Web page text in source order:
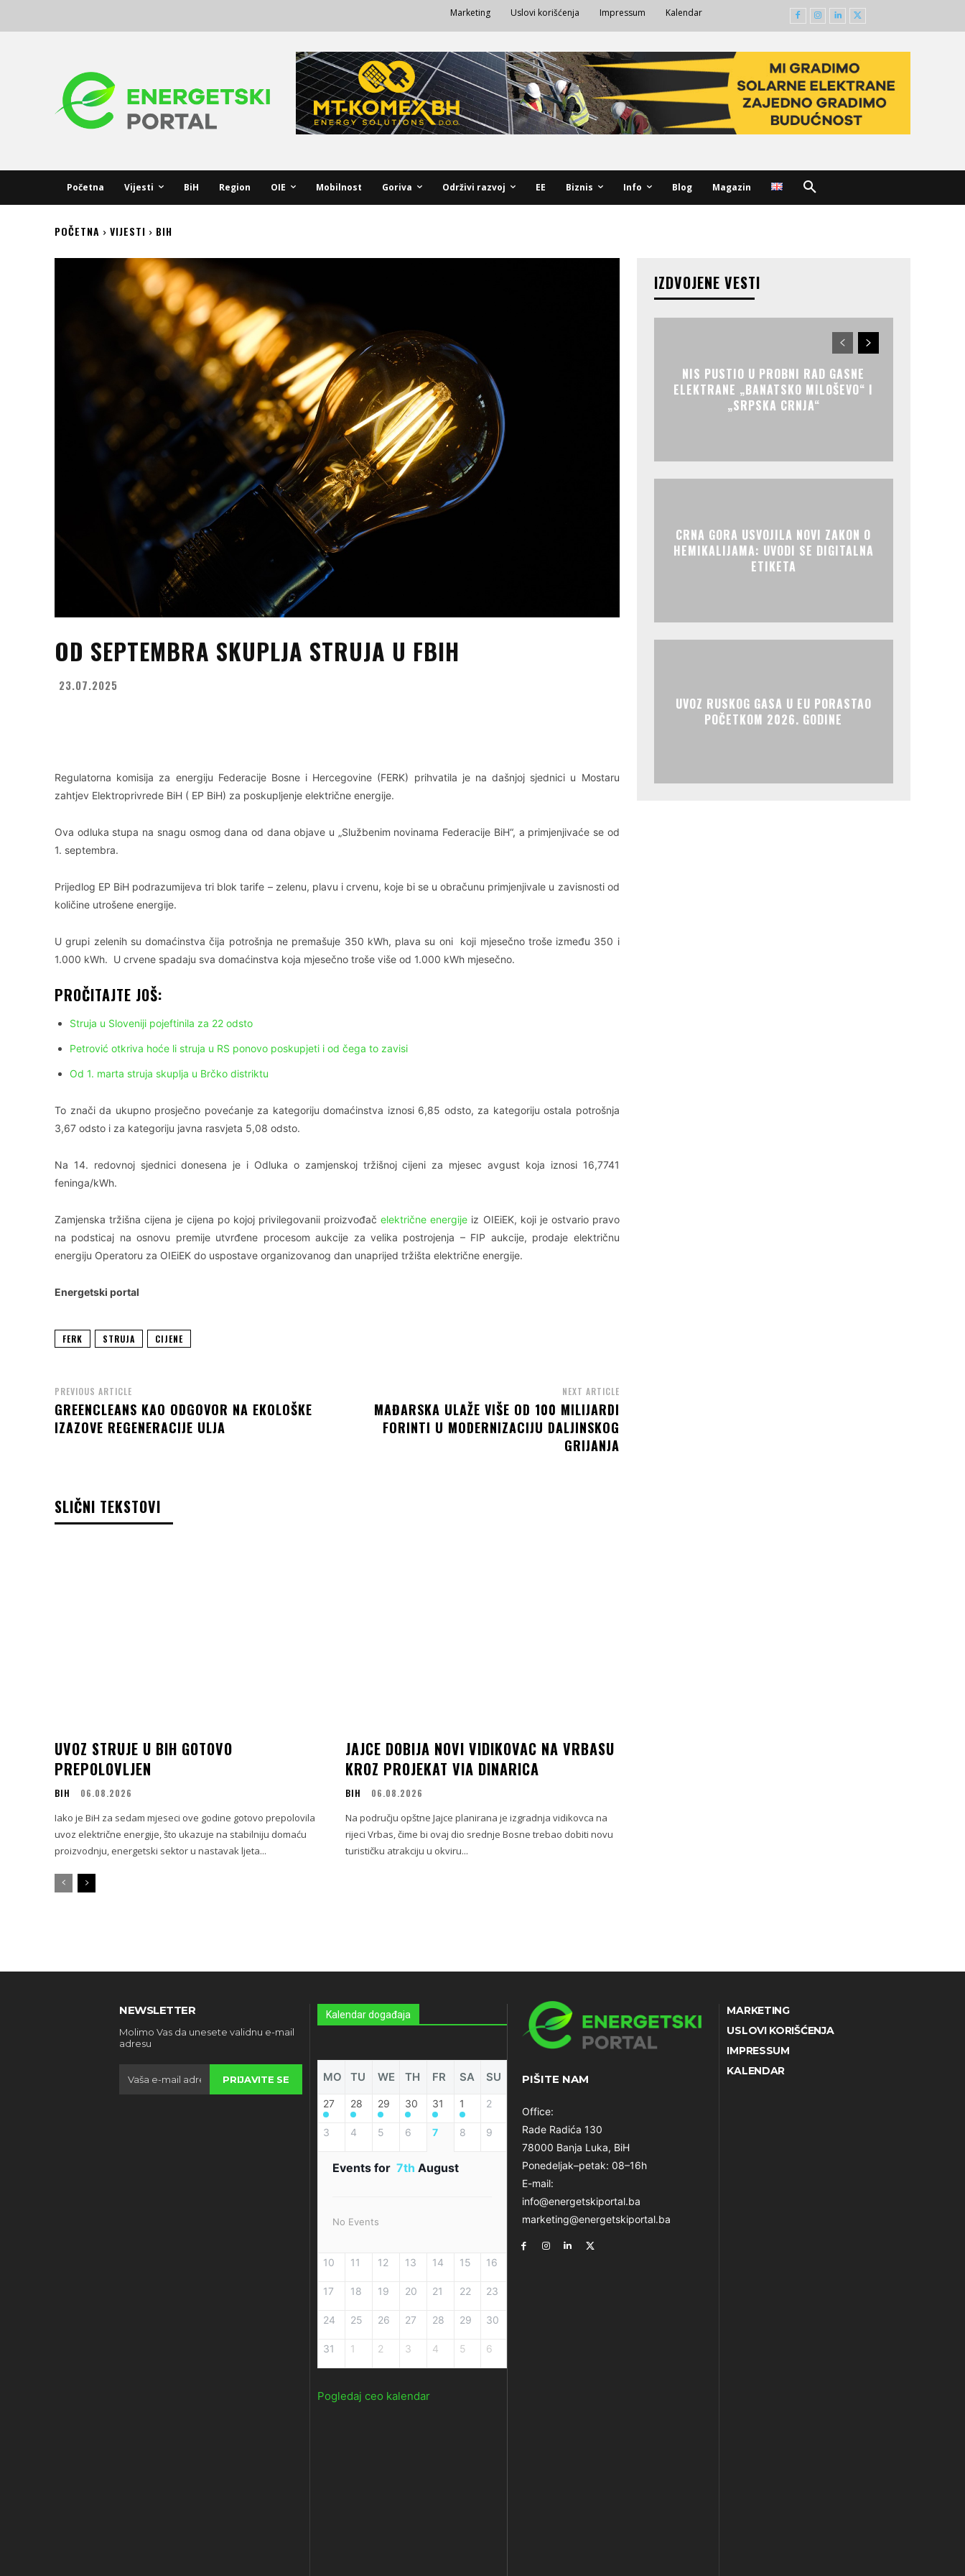
Marketing Uslovi korišćenja Impressum Kalendar
Početna Vijesti BiH Region OIE Mobilnost Goriva Održivi razvoj EE Biznis Info Blog Magazin
POČETNA VIJESTI BIH
OD SEPTEMBRA SKUPLJA STRUJA U FBIH
23.07.2025
Regulatorna komisija za energiju Federacije Bosne i Hercegovine (FERK) prihvatila je na dašnjoj sjednici u Mostaru
zahtjev Elektroprivrede BiH ( EP BiH) za poskupljenje električne energije.
Ova odluka stupa na snagu osmog dana od dana objave u „Službenim novinama Federacije BiH“, a primjenjivaće se od
1. septembra.
Prijedlog EP BiH podrazumijeva tri blok tarife – zelenu, plavu i crvenu, koje bi se u obračunu primjenjivale u zavisnosti od
količine utrošene energije.
U grupi zelenih su domaćinstva čija potrošnja ne premašuje 350 kWh, plava su oni koji mjesečno troše između 350 i
1.000 kWh. U crvene spadaju sva domaćinstva koja mjesečno troše više od 1.000 kWh mjesečno.
PROČITAJTE JOŠ:
Struja u Sloveniji pojeftinila za 22 odsto
Petrović otkriva hoće li struja u RS ponovo poskupjeti i od čega to zavisi
Od 1. marta struja skuplja u Brčko distriktu
To znači da ukupno prosječno povećanje za kategoriju domaćinstva iznosi 6,85 odsto, za kategoriju ostala potrošnja
3,67 odsto i za kategoriju javna rasvjeta 5,08 odsto.
Na 14. redovnoj sjednici donesena je i Odluka o zamjenskoj tržišnoj cijeni za mjesec avgust koja iznosi 16,7741
feninga/kWh.
Zamjenska tržišna cijena je cijena po kojoj privilegovanii proizvođačelektrične energije iz OIEiEK, koji je ostvario pravo
na podsticaj na osnovu premije utvrđene procesom aukcije za velika postrojenja – FIP aukcije, prodaje električnu
energiju Operatoru za OIEiEK do uspostave organizovanog dan unaprijed tržišta električne energije.
Energetski portal
FERK STRUJA CIJENE
PREVIOUS ARTICLE
GREENCLEANS KAO ODGOVOR NA EKOLOŠKE
IZAZOVE REGENERACIJE ULJA
NEXT ARTICLE
MAĐARSKA ULAŽE VIŠE OD 100 MILIJARDI
FORINTI U MODERNIZACIJU DALJINSKOG
GRIJANJA
SLIČNI TEKSTOVI
UVOZ STRUJE U BIH GOTOVO
PREPOLOVLJEN
BIH 06.08.2026
Iako je BiH za sedam mjeseci ove godine gotovo prepolovila
uvoz električne energije, što ukazuje na stabilniju domaću
proizvodnju, energetski sektor u nastavak ljeta...
JAJCE DOBIJA NOVI VIDIKOVAC NA VRBASU
KROZ PROJEKAT VIA DINARICA
BIH 06.08.2026
Na području opštne Jajce planirana je izgradnja vidikovca na
rijeci Vrbas, čime bi ovaj dio srednje Bosne trebao dobiti novu
turističku atrakciju u okviru...
IZDVOJENE VESTI
NIS PUSTIO U PROBNI RAD GASNE
ELEKTRANE „BANATSKO MILOŠEVO“ I
„SRPSKA CRNJA“
CRNA GORA USVOJILA NOVI ZAKON O
HEMIKALIJAMA: UVODI SE DIGITALNA
ETIKETA
UVOZ RUSKOG GASA U EU PORASTAO
POČETKOM 2026. GODINE
NEWSLETTER
Molimo Vas da unesete validnu e-mail
adresu
PRIJAVITE SE
Kalendar događaja
MO TU WE TH FR SA SU
27 28 29 30 31 1 2
3 4 5 6 7 8 9
Events for 7th August
No Events
10 11 12 13 14 15 16
17 18 19 20 21 22 23
24 25 26 27 28 29 30
31 1 2 3 4 5 6
Pogledaj ceo kalendar
PIŠITE NAM
Office:
Rade Radića 130
78000 Banja Luka, BiH
Ponedeljak–petak: 08–16h
E-mail:
info@energetskiportal.ba
marketing@energetskiportal.ba
MARKETING
USLOVI KORIŠĆENJA
IMPRESSUM
KALENDAR